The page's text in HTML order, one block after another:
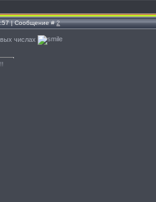
| Сообщение #2
числах